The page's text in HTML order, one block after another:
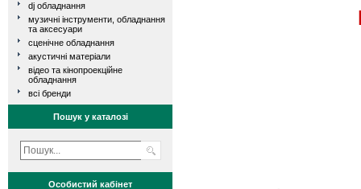
dj обладнання
музичні інструменти, обладнання
та аксесуари
сценічне обладнання
акустичні матеріали
відео та кінопроекційне
обладнання
всі бренди
Пошук у каталозі
Особистий кабінет